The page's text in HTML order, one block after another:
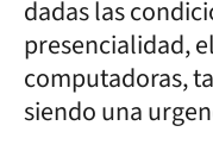
dadas las
presencialidad,
computadoras,
siendo una